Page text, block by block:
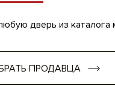
дверь из
ПРОДАВЦА